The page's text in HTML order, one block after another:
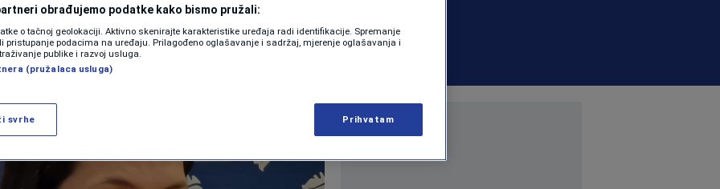
FENOMENI
NEISTRAŽENO
VIRALNO
VIDEO
obrađujemo podatke kako bismo pružali:
o tačnoj geolokaciji. Aktivno skenirajte karakteristike uređaja radi identifikacije. Spremanje
pristupanje podacima na uređaju. Prilagođeno oglašavanje i sadržaj, mjerenje oglašavanja i
publike i razvoj usluga.
(pružalaca usluga)
svrhe Prihvatam